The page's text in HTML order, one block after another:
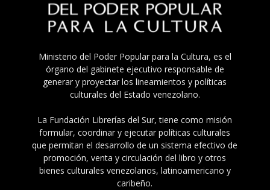
Ministerio del Poder Popular para la Cultura, es el
órgano del gabinete ejecutivo responsable de
generar y proyectar los lineamientos y políticas
culturales del Estado venezolano.
La Fundación Librerías del Sur, tiene como misión
formular, coordinar y ejecutar políticas culturales
que permitan el desarrollo de un sistema efectivo de
promoción, venta y circulación del libro y otros
bienes culturales venezolanos, latinoamericano y
caribeño.